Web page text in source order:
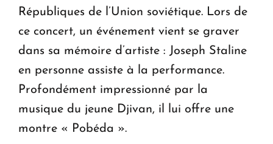
Républiques de l’Union soviétique. Lors de
ce concert, un événement vient se graver
dans sa mémoire d’artiste : Joseph Staline
en personne assiste à la performance.
Profondément impressionné par la
musique du jeune Djivan, il lui offre une
montre « Pobéda ».